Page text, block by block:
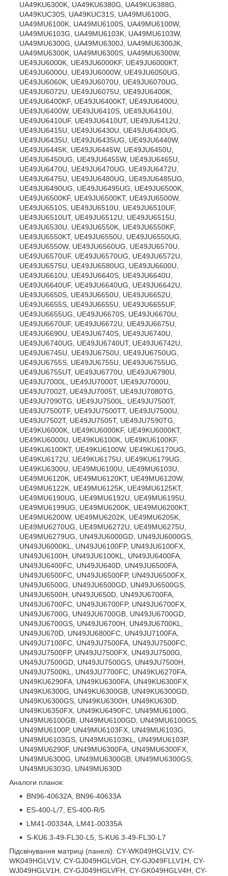
UA49KU6300K, UA49KU6380G, UA49KU6388G,
UA49KUC30S, UA49KUC31S, UA49MU6100G,
UA49MU6100K, UA49MU6100S, UA49MU6100W,
UA49MU6103G, UA49MU6103K, UA49MU6103W,
UA49MU6300G, UA49MU6300J, UA49MU6300JK,
UA49MU6300K, UA49MU6300S, UA49MU6300W,
UE49JU6000K, UE49JU6000KF, UE49JU6000KT,
UE49JU6000U, UE49JU6000W, UE49JU6050UG,
UE49JU6060K, UE49JU6070U, UE49JU6070UG,
UE49JU6072U, UE49JU6075U, UE49JU6400K,
UE49JU6400KF, UE49JU6400KT, UE49JU6400U,
UE49JU6400W, UE49JU6410S, UE49JU6410U,
UE49JU6410UF, UE49JU6410UT, UE49JU6412U,
UE49JU6415U, UE49JU6430U, UE49JU6430UG,
UE49JU6435U, UE49JU6435UG, UE49JU6440W,
UE49JU6445K, UE49JU6445W, UE49JU6450U,
UE49JU6450UG, UE49JU6455W, UE49JU6465U,
UE49JU6470U, UE49JU6470UG, UE49JU6472U,
UE49JU6475U, UE49JU6480UG, UE49JU6485UG,
UE49JU6490UG, UE49JU6495UG, UE49JU6500K,
UE49JU6500KF, UE49JU6500KT, UE49JU6500W,
UE49JU6510S, UE49JU6510U, UE49JU6510UF,
UE49JU6510UT, UE49JU6512U, UE49JU6515U,
UE49JU6530U, UE49JU6550K, UE49JU6550KF,
UE49JU6550KT, UE49JU6550U, UE49JU6550UG,
UE49JU6550W, UE49JU6560UG, UE49JU6570U,
UE49JU6570UF, UE49JU6570UG, UE49JU6572U,
UE49JU6575U, UE49JU6580UG, UE49JU6600U,
UE49JU6610U, UE49JU6640S, UE49JU6640U,
UE49JU6640UF, UE49JU6640UG, UE49JU6642U,
UE49JU6650S, UE49JU6650U, UE49JU6652U,
UE49JU6655S, UE49JU6655U, UE49JU6655UF,
UE49JU6655UG, UE49JU6670S, UE49JU6670U,
UE49JU6670UF, UE49JU6672U, UE49JU6675U,
UE49JU6690U, UE49JU6740S, UE49JU6740U,
UE49JU6740UG, UE49JU6740UT, UE49JU6742U,
UE49JU6745U, UE49JU6750U, UE49JU6750UG,
UE49JU6755S, UE49JU6755U, UE49JU6755UG,
UE49JU6755UT, UE49JU6770U, UE49JU6790U,
UE49JU7000L, UE49JU7000T, UE49JU7000U,
UE49JU7002T, UE49JU7005T, UE49JU7080TG,
UE49JU7090TG, UE49JU7500L, UE49JU7500T,
UE49JU7500TF, UE49JU7500TT, UE49JU7500U,
UE49JU7502T, UE49JU7505T, UE49JU7590TG,
UE49KU6000K, UE49KU6000KF, UE49KU6000KT,
UE49KU6000U, UE49KU6100K, UE49KU6100KF,
UE49KU6100KT, UE49KU6100W, UE49KU6170UG,
UE49KU6172U, UE49KU6175U, UE49KU6179UG,
UE49KU6300U, UE49MU6100U, UE49MU6103U,
UE49MU6120K, UE49MU6120KT, UE49MU6120W,
UE49MU6122K, UE49MU6125K, UE49MU6125KT,
UE49MU6190UG, UE49MU6192U, UE49MU6195U,
UE49MU6199UG, UE49MU6200K, UE49MU6200KT,
UE49MU6200W, UE49MU6202K, UE49MU6205K,
UE49MU6270UG, UE49MU6272U, UE49MU6275U,
UE49MU6279UG, UN49JU6000GD, UN49JU6000GS,
UN49JU6000KL, UN49JU6100FP, UN49JU6100FX,
UN49JU6100H, UN49JU6100KL, UN49JU6400FA,
UN49JU6400FC, UN49JU640D, UN49JU6500FA,
UN49JU6500FC, UN49JU6500FP, UN49JU6500FX,
UN49JU6500G, UN49JU6500GD, UN49JU6500GS,
UN49JU6500H, UN49JU650D, UN49JU6700FA,
UN49JU6700FC, UN49JU6700FP, UN49JU6700FX,
UN49JU6700G, UN49JU6700GB, UN49JU6700GD,
UN49JU6700GS, UN49JU6700H, UN49JU6700KL,
UN49JU670D, UN49JU6800FC, UN49JU7100FA,
UN49JU7100FC, UN49JU7500FA, UN49JU7500FC,
UN49JU7500FP, UN49JU7500FX, UN49JU7500G,
UN49JU7500GD, UN49JU7500GS, UN49JU7500H,
UN49JU7500KL, UN49JU7700FC, UN49KU6270FA,
UN49KU6290FA, UN49KU6300FA, UN49KU6300FX,
UN49KU6300G, UN49KU6300GB, UN49KU6300GD,
UN49KU6300GS, UN49KU6300H, UN49KU630D,
UN49KU6350FX, UN49KU6490FC, UN49MU6100G,
UN49MU6100GB, UN49MU6100GD, UN49MU6100GS,
UN49MU6100P, UN49MU6103FX, UN49MU6103G,
UN49MU6103GS, UN49MU6103KL, UN49MU6103P,
UN49MU6290F, UN49MU6300FA, UN49MU6300FX,
UN49MU6300G, UN49MU6300GB, UN49MU6300GS,
UN49MU6303G, UN49MU630D
Аналоги планок:
BN96-40632A, BN96-40633A
ES-400-L/7, ES-400-R/5
LM41-00334A, LM41-00335A
S-KU6.3-49-FL30-L5, S-KU6.3-49-FL30-L7
Підсвічування матриці (панелі): CY-WK049HGLV1V, CY-
WK049HGLV1V, CY-GJ049HGLVGH, CY-GJ049FLLV1H, CY-
WJ049HGLV1H, CY-GJ049HGLVFH, CY-GK049HGLV4H, CY-